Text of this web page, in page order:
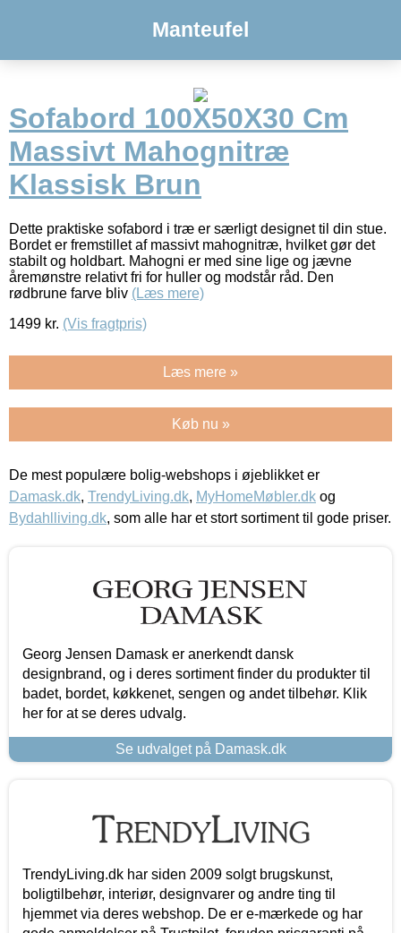
Manteufel
Sofabord 100X50X30 Cm
Massivt Mahognitræ
Klassisk Brun
Dette praktiske sofabord i træ er særligt designet til din stue.
Bordet er fremstillet af massivt mahognitræ, hvilket gør det
stabilt og holdbart. Mahogni er med sine lige og jævne
åremønstre relativt fri for huller og modstår råd. Den
rødbrune farve bliv (Læs mere)
1499 kr. (Vis fragtpris)
Læs mere »
Køb nu »
De mest populære bolig-webshops i øjeblikket er
Damask.dk, TrendyLiving.dk, MyHomeMøbler.dk og
Bydahlliving.dk, som alle har et stort sortiment til gode priser.
Georg Jensen Damask er anerkendt dansk
designbrand, og i deres sortiment finder du produkter til
badet, bordet, køkkenet, sengen og andet tilbehør. Klik
her for at se deres udvalg.
Se udvalget på Damask.dk
TrendyLiving.dk har siden 2009 solgt brugskunst,
boligtilbehør, interiør, designvarer og andre ting til
hjemmet via deres webshop. De er e-mærkede og har